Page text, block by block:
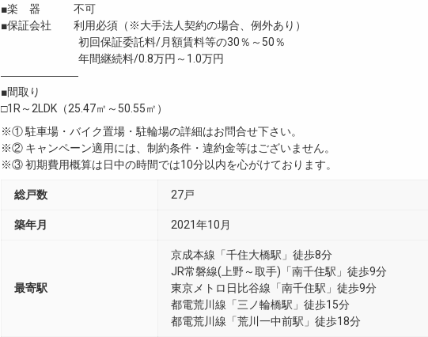
■楽 器 不可
■保証会社 利用必須（※大手法人契約の場合、例外あり）
初回保証委託料/月額賃料等の30％～50％
年間継続料/0.8万円～1.0万円
―――――――
■間取り
□1R～2LDK（25.47㎡～50.55㎡）
※① 駐車場・バイク置場・駐輪場の詳細はお問合せ下さい。
※② キャンペーン適用には、制約条件・違約金等はございません。
※③ 初期費用概算は日中の時間では10分以内を心がけております。
総戸数 27戸
築年月 2021年10月
最寄駅
京成本線「千住大橋駅」徒歩8分
JR常磐線(上野～取手)「南千住駅」徒歩9分
東京メトロ日比谷線「南千住駅」徒歩9分
都電荒川線「三ノ輪橋駅」徒歩15分
都電荒川線「荒川一中前駅」徒歩18分